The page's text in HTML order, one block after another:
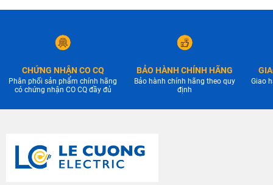
CHỨNG NHẬN CO CQ
Phân phối sản phẩm chính hãng
có chứng nhận CO CQ đầy đủ
BẢO HÀNH CHÍNH HÃNG
Bảo hành chính hãng theo quy
định
Giao